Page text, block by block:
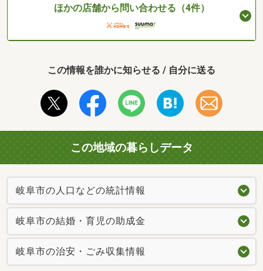
ほかの店舗から問い合わせる（4件）
この情報を誰かに知らせる / 自分に送る
この地域の暮らしデータ
岐阜市の人口などの統計情報
岐阜市の結婚・育児の助成金
岐阜市の治安・ごみ収集情報